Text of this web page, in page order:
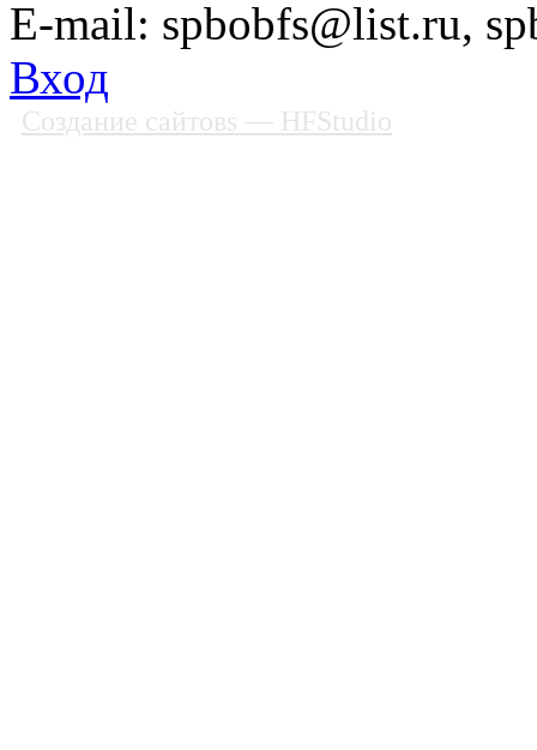
E-mail: spbobfs@list.ru,
Вход
Создание сайтовs — HFStudio